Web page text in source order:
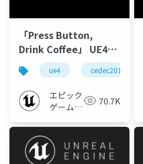
「Press Button,
Drink Coffee」 UE4に
おける ビルドパイプラ
インとメンテナンスの
全体像【CEDEC
2019】
ue4 cedec2019
エピック
ゲームズ
70.7K